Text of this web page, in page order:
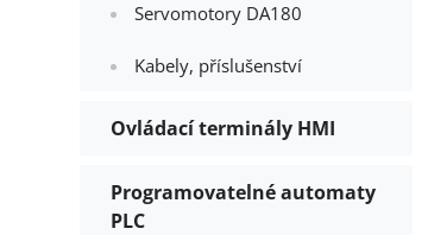
Servomotory DA180
Kabely, příslušenství
Ovládací terminály HMI
Programovatelné automaty
PLC